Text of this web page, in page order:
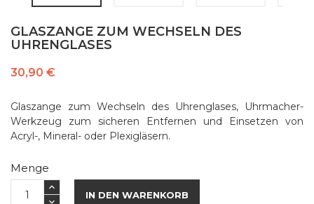
GLASZANGE ZUM WECHSELN DES
UHRENGLASES
30,90 €
Glaszange zum Wechseln des Uhrenglases, Uhrmacher-
Werkzeug zum sicheren Entfernen und Einsetzen von
Acryl-, Mineral- oder Plexigläsern.
Menge
IN DEN WARENKORB